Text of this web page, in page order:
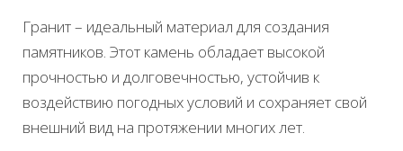
Гранит – идеальный материал для создания
памятников. Этот камень обладает высокой
прочностью и долговечностью, устойчив к
воздействию погодных условий и сохраняет свой
внешний вид на протяжении многих лет.